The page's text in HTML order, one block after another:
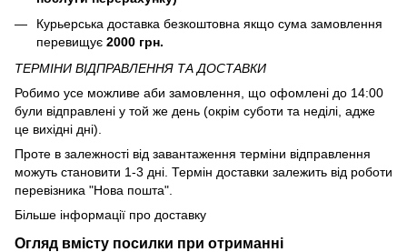
Курьерська доставка безкоштовна якщо сума замовлення
перевищує 2000 грн.
ТЕРМІНИ ВІДПРАВЛЕННЯ ТА ДОСТАВКИ
Робимо усе можливе аби замовлення, що офомлені до 14:00
були відправлені у той же день (окрім суботи та неділі, адже
це вихідні дні).
Проте в залежності від завантаження терміни відправлення
можуть становити 1-3 дні. Термін доставки залежить від роботи
перевізника "Нова пошта".
Більше інформації про доставку
Огляд вмісту посилки при отриманні